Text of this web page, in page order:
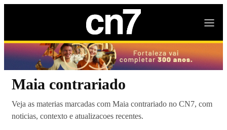
Maia contrariado
Veja as materias marcadas com Maia contrariado no CN7, com